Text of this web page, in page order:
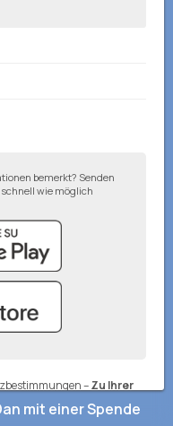
bemerkt? Senden
wie möglich
–Zu Ihrer
mit einer Spende